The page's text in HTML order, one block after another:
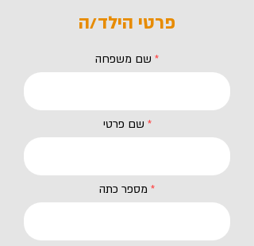
פרטי הילד/ה
שם משפחה
שם פרטי
מספר כתה